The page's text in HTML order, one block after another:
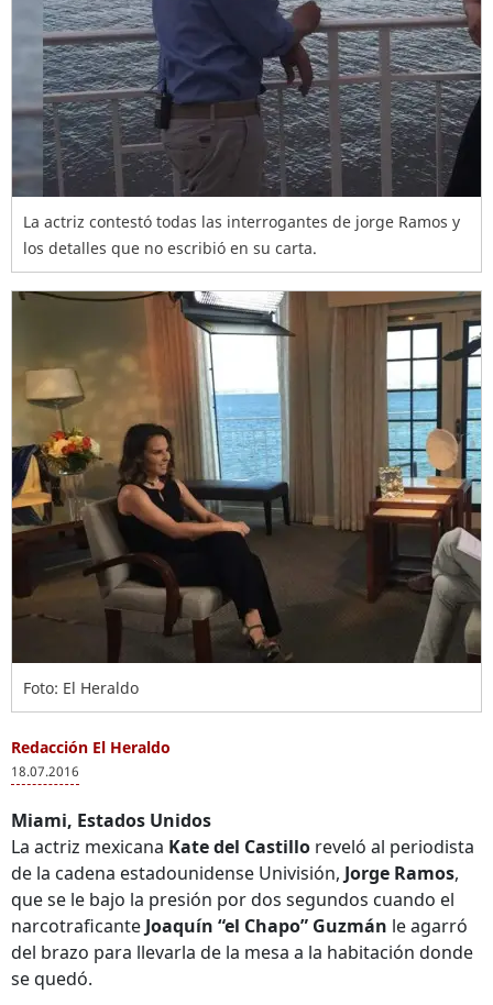
La actriz contestó todas las interrogantes de jorge Ramos y
los detalles que no escribió en su carta.
Foto: El Heraldo
Redacción El Heraldo
18.07.2016
Miami, Estados Unidos
La actriz mexicana Kate del Castillo reveló al periodista
de la cadena estadounidense Univisión, Jorge Ramos,
que se le bajo la presión por dos segundos cuando el
narcotraficante Joaquín “el Chapo” Guzmán le agarró
del brazo para llevarla de la mesa a la habitación donde
se quedó.